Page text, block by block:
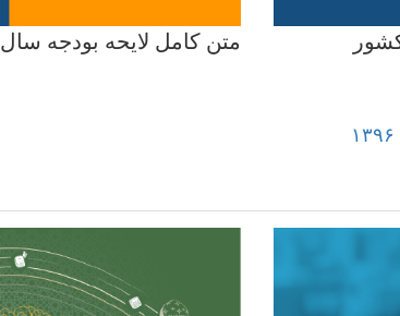
متن کامل لایحه بودجه سال ۱۳۹۸ کل کشور